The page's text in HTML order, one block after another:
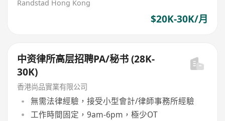
Randstad Hong Kong
$20K-30K/月
中资律所高层招聘PA/秘书 (28K-
30K)
香港尚品實業有限公司
無需法律經驗，接受小型會計/律師事務所經驗
工作時間固定，9am-6pm，極少OT